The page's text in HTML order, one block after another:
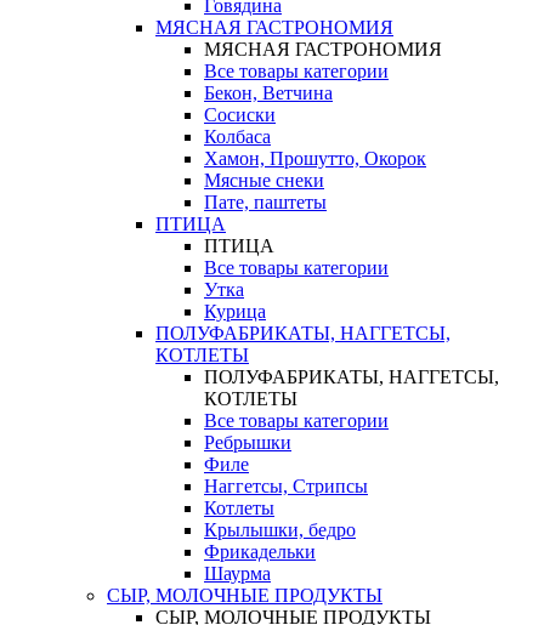
Говядина
МЯСНАЯ ГАСТРОНОМИЯ
МЯСНАЯ ГАСТРОНОМИЯ
Все товары категории
Бекон, Ветчина
Сосиски
Колбаса
Хамон, Прошутто, Окорок
Мясные снеки
Пате, паштеты
ПТИЦА
ПТИЦА
Все товары категории
Утка
Курица
ПОЛУФАБРИКАТЫ, НАГГЕТСЫ,
КОТЛЕТЫ
ПОЛУФАБРИКАТЫ, НАГГЕТСЫ,
КОТЛЕТЫ
Все товары категории
Ребрышки
Филе
Наггетсы, Стрипсы
Котлеты
Крылышки, бедро
Фрикадельки
Шаурма
СЫР, МОЛОЧНЫЕ ПРОДУКТЫ
СЫР, МОЛОЧНЫЕ ПРОДУКТЫ